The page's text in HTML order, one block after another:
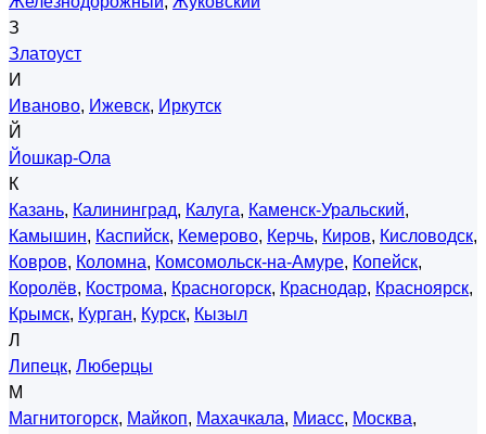
З
Златоуст
И
Иваново, Ижевск, Иркутск
Й
Йошкар-Ола
К
Казань, Калининград, Калуга, Каменск-Уральский,
Камышин, Каспийск, Кемерово, Керчь, Киров, Кисловодск,
Ковров, Коломна, Комсомольск-на-Амуре, Копейск,
Королёв, Кострома, Красногорск, Краснодар, Красноярск,
Крымск, Курган, Курск, Кызыл
Л
Липецк, Люберцы
М
Магнитогорск, Майкоп, Махачкала, Миасс, Москва,